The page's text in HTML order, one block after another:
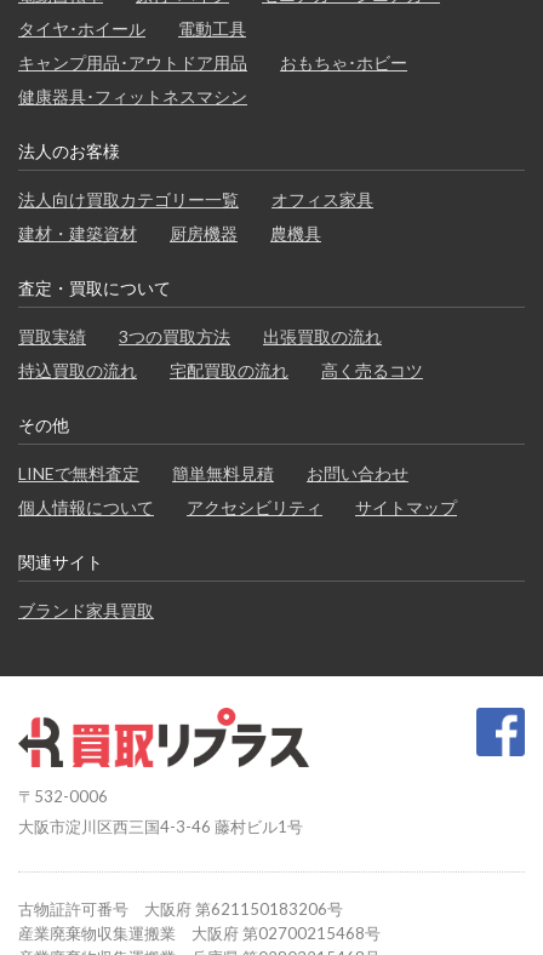
タイヤ･ホイール
電動工具
キャンプ用品･アウトドア用品
おもちゃ･ホビー
健康器具･フィットネスマシン
法人のお客様
法人向け買取カテゴリー一覧
オフィス家具
建材・建築資材
厨房機器 農機具
査定・買取について
買取実績 3つの買取方法
出張買取の流れ
持込買取の流れ
宅配買取の流れ 高く売るコツ
その他
LINEで無料査定 簡単無料見積
お問い合わせ
個人情報について
アクセシビリティ サイトマップ
関連サイト
ブランド家具買取
〒532-0006
大阪市淀川区西三国4-3-46 藤村ビル1号
古物証許可番号 大阪府 第621150183206号
産業廃棄物収集運搬業 大阪府 第02700215468号